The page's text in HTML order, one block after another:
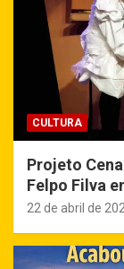
CULTURA
Projeto
Felpo Filva
22 de abril de